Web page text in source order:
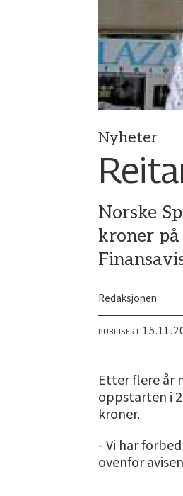
Nyheter
Norske
kroner
Redaksjonen
PUBLISERT
Etter flere år
oppstarten i
kroner.
- Vi har
ovenfor